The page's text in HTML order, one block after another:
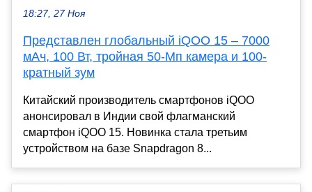
18:27, 27 Ноя
Представлен глобальный iQOO 15 – 7000
мАч, 100 Вт, тройная 50-Мп камера и 100-
кратный зум
Китайский производитель смартфонов iQOO
анонсировал в Индии свой флагманский
смартфон iQOO 15. Новинка стала третьим
устройством на базе Snapdragon 8...